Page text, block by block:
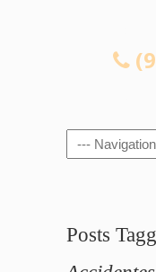
Navigation
Posts